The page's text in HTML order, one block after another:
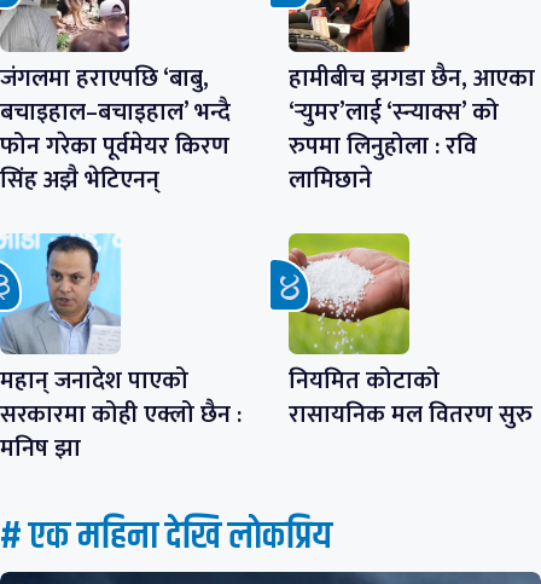
जंगलमा हराएपछि ‘बाबु,
बचाइहाल–बचाइहाल’ भन्दै
फोन गरेका पूर्वमेयर किरण
सिंह अझै भेटिएनन्
हामीबीच झगडा छैन, आएका
‘र्‍युमर’लाई ‘स्न्याक्स’ को
रुपमा लिनुहोला : रवि
लामिछाने
महान् जनादेश पाएको
सरकारमा कोही एक्लो छैन :
मनिष झा
नियमित कोटाको
रासायनिक मल वितरण सुरु
# एक महिना देखि लाेकप्रिय